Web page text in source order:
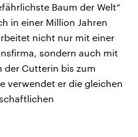
Baum der Welt“
in einer Million Jahren
nicht nur mit einer
sondern auch mit
der Cutterin bis zum
verwendet er die gleichen